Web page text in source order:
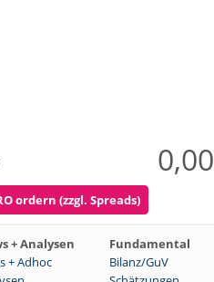
0,00
ordern (zzgl. Spreads)
+ Analysen Fundamental
+ Adhoc Bilanz/GuV